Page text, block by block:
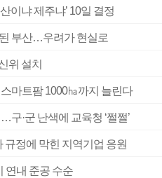
이냐 제주냐’ 10일 결정
된 부산…우려가 현실로
위 설치
마트팜 1000㏊까지 늘린다
·군 난색에 교육청 ‘쩔쩔’
정에 막힌 지역기업 응원
연내 준공 수순